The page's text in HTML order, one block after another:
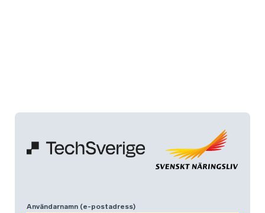
Användarnamn (e-postadress)